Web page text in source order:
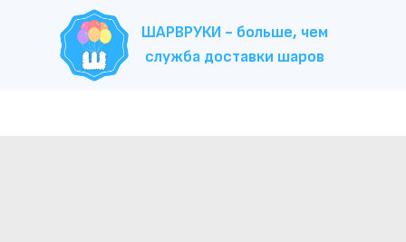
ШАРВРУКИ - больше, чем
служба доставки шаров